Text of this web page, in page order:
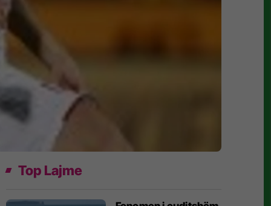
Top Lajme